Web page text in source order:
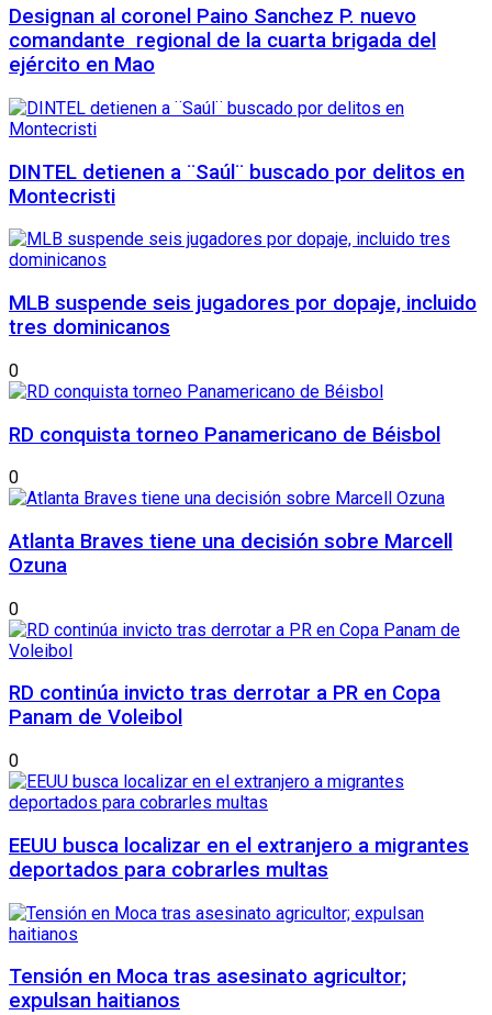
Designan al coronel Paino Sanchez P. nuevo
comandante regional de la cuarta brigada del
ejército en Mao
DINTEL detienen a ¨Saúl¨ buscado por delitos en
Montecristi
MLB suspende seis jugadores por dopaje, incluido
tres dominicanos
0
RD conquista torneo Panamericano de Béisbol
0
Atlanta Braves tiene una decisión sobre Marcell
Ozuna
0
RD continúa invicto tras derrotar a PR en Copa
Panam de Voleibol
0
EEUU busca localizar en el extranjero a migrantes
deportados para cobrarles multas
Tensión en Moca tras asesinato agricultor;
expulsan haitianos